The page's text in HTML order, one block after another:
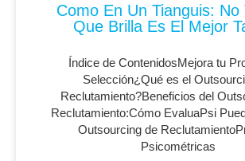
Como En Un Tianguis: No
Que Brilla Es El Mejor
Índice de ContenidosMejora tu
Selección¿Qué es el
Reclutamiento?Beneficios del
Reclutamiento:Cómo EvaluaPsi
Outsourcing de
Psicométricas